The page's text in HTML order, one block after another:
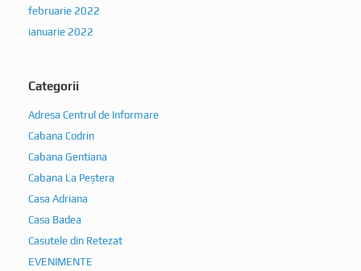
februarie 2022
ianuarie 2022
Categorii
Adresa Centrul de Informare
Cabana Codrin
Cabana Gentiana
Cabana La Peștera
Casa Adriana
Casa Badea
Casutele din Retezat
EVENIMENTE